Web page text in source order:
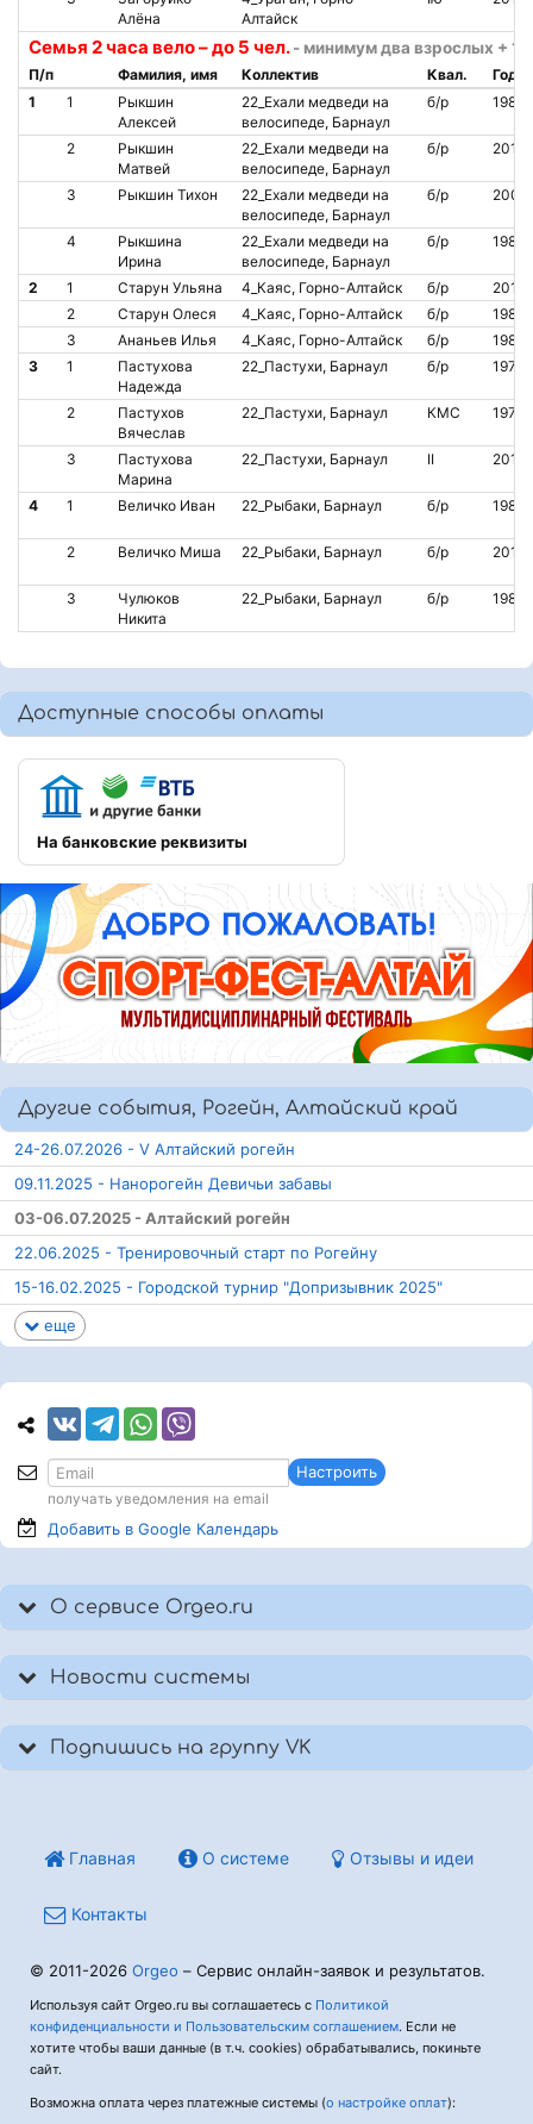
Алёна
Алтайск
Семья 2 часа вело – до 5 чел. - минимум два взрослых + 1
П/п Фамилия, имя Коллектив Квал.
Год
1
1
Рыкшин
Алексей
22_Ехали медведи на
велосипеде, Барнаул
б/р 1983
2
Рыкшин
Матвей
22_Ехали медведи на
велосипеде, Барнаул
б/р 2012
3 Рыкшин Тихон
22_Ехали медведи на
велосипеде, Барнаул
б/р 2009
4
Рыкшина
Ирина
22_Ехали медведи на
велосипеде, Барнаул
б/р 1985
2 1 Старун Ульяна 4_Каяс, Горно-Алтайск б/р
2015
2
Старун Олеся 4_Каяс, Горно-Алтайск б/р
1985
3
Ананьев Илья 4_Каяс, Горно-Алтайск б/р
1981
3
1
Пастухова
Надежда
22_Пастухи, Барнаул б/р 1974
2
Пастухов
Вячеслав
22_Пастухи, Барнаул КМС 1974
3
Пастухова
Марина
22_Пастухи, Барнаул II 2012
4 1 Величко Иван 22_Рыбаки, Барнаул б/р 1984
2 Величко Миша 22_Рыбаки, Барнаул б/р 2014
3
Чулюков
Никита
22_Рыбаки, Барнаул б/р 1984
Доступные способы оплаты
На банковские реквизиты
Другие события, Рогейн, Алтайский край
24-26.07.2026 - V Алтайский рогейн
09.11.2025 - Нанорогейн Девичьи забавы
03-06.07.2025 - Алтайский рогейн
22.06.2025 - Тренировочный старт по Рогейну
15-16.02.2025 - Городской турнир "Допризывник 2025"
еще
Настроить
получать уведомления на email
Добавить в Google Календарь
О сервисе Orgeo.ru
Новости системы
Подпишись на группу VK
Главная О системе Отзывы и идеи
Контакты
© 2011-2026 Orgeo – Сервис онлайн-заявок и результатов.
Используя сайт Orgeo.ru вы соглашаетесь с Политикой
конфиденциальности и Пользовательским соглашением. Если не
хотите чтобы ваши данные (в т.ч. cookies) обрабатывались, покиньте
сайт.
Возможна оплата через платежные системы (о настройке оплат):